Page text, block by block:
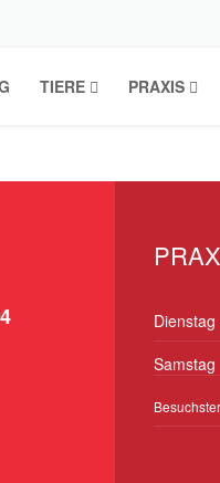
TIERE PRAXIS
Samstag